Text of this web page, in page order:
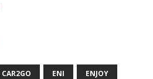
CAR2GO ENI ENJOY